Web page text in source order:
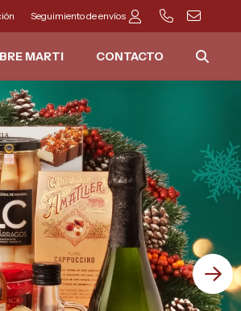
Seguimiento de envíos
MARTI CONTACTO